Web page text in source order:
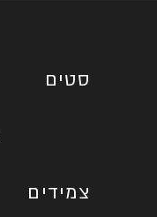
סטים
צמידים